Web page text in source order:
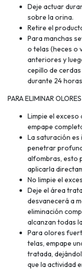
Deje actuar
sobre la orina.
Retire el
Para manchas
o telas (heces o
anteriores y
cepillo de
durante 24
PARA ELIMINAR OLORES
Limpie el exceso
empape
La saturación
penetrar
alfombras, esto
aplicarla
No limpie el
Deje el área
desvanecerá a
eliminación
alcanzan todas
Para olores
telas, empape
tratada,
que la actividad